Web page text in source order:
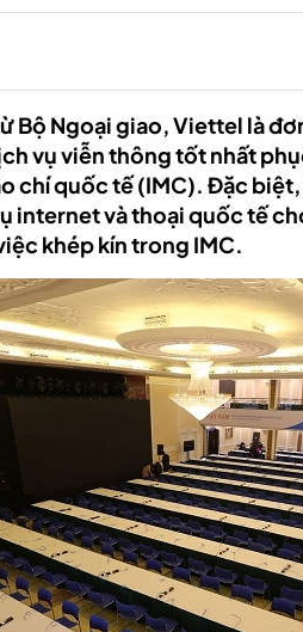
Bộ Ngoại giao, Viettel là
vụ viễn thông tốt nhất
chí quốc tế (IMC). Đặc
internet và thoại quốc tế
khép kín trong IMC.